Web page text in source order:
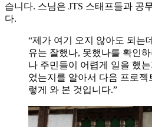
습니다. 스님은 JTS 스태프들과 공
다.
“제가 여기 오지 않아도 되는
유는 잘했나, 못했나를 확인
나 주민들이 어렵게 일을 했
었는지를 알아서 다음 프로젝
렇게 와 본 것입니다.”